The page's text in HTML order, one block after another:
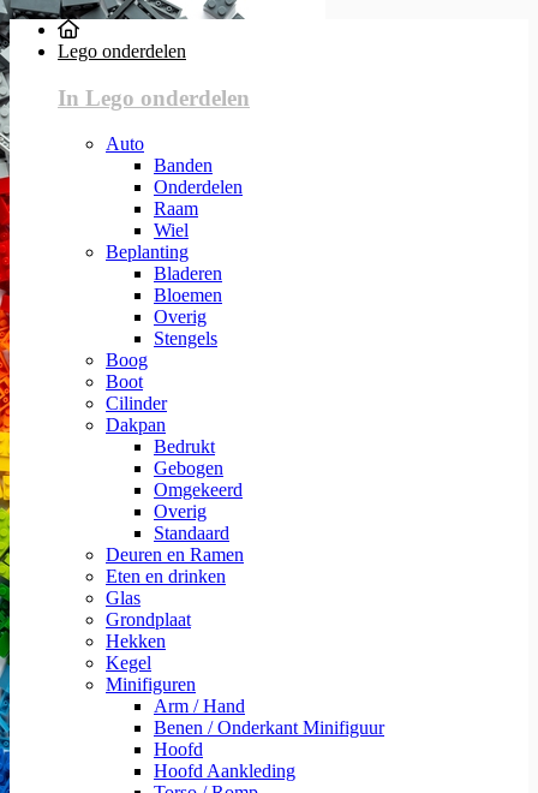
Lego onderdelen
In Lego onderdelen
Auto
Banden
Onderdelen
Raam
Wiel
Beplanting
Bladeren
Bloemen
Overig
Stengels
Boog
Boot
Cilinder
Dakpan
Bedrukt
Gebogen
Omgekeerd
Overig
Standaard
Deuren en Ramen
Eten en drinken
Glas
Grondplaat
Hekken
Kegel
Minifiguren
Arm / Hand
Benen / Onderkant Minifiguur
Hoofd
Hoofd Aankleding